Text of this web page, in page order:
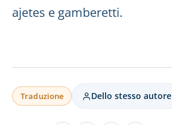
ajetes e gamberetti.
Traduzione Dello stesso autore